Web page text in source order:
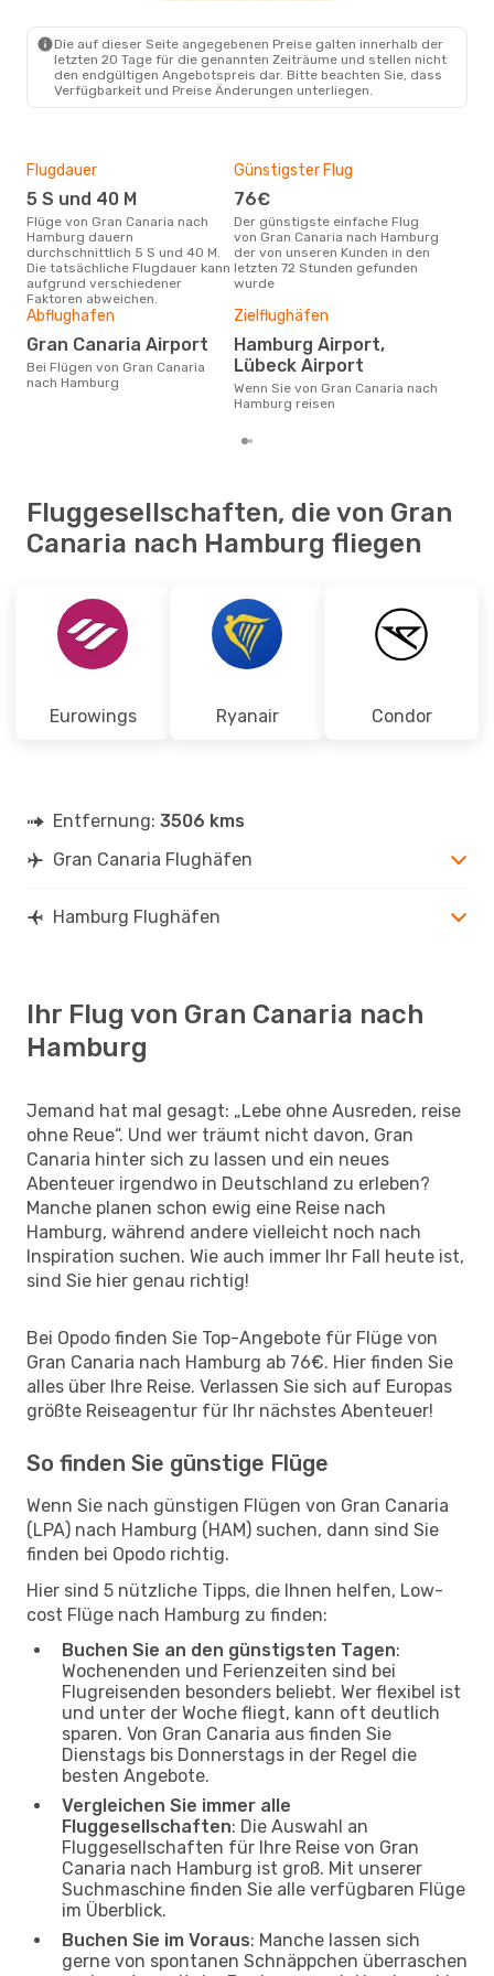
Die auf dieser Seite angegebenen Preise galten innerhalb der
letzten 20 Tage für die genannten Zeiträume und stellen nicht
den endgültigen Angebotspreis dar. Bitte beachten Sie, dass
Verfügbarkeit und Preise Änderungen unterliegen.
Flugdauer
5 S und 40 M
Flüge von Gran Canaria nach
Hamburg dauern
durchschnittlich 5 S und 40 M.
Die tatsächliche Flugdauer kann
aufgrund verschiedener
Faktoren abweichen.
Günstigster Flug
76€
Der günstigste einfache Flug
von Gran Canaria nach Hamburg
der von unseren Kunden in den
letzten 72 Stunden gefunden
wurde
Abflughafen
Gran Canaria Airport
Bei Flügen von Gran Canaria
nach Hamburg
Zielflughäfen
Hamburg Airport,
Lübeck Airport
Wenn Sie von Gran Canaria nach
Hamburg reisen
Fluggesellschaften, die von Gran
Canaria nach Hamburg fliegen
Eurowings Ryanair Condor
Entfernung: 3506 kms
Gran Canaria Flughäfen
Hamburg Flughäfen
Ihr Flug von Gran Canaria nach
Hamburg
Jemand hat mal gesagt: „Lebe ohne Ausreden, reise
ohne Reue“. Und wer träumt nicht davon, Gran
Canaria hinter sich zu lassen und ein neues
Abenteuer irgendwo in Deutschland zu erleben?
Manche planen schon ewig eine Reise nach
Hamburg, während andere vielleicht noch nach
Inspiration suchen. Wie auch immer Ihr Fall heute ist,
sind Sie hier genau richtig!
Bei Opodo finden Sie Top-Angebote für Flüge von
Gran Canaria nach Hamburg ab 76€. Hier finden Sie
alles über Ihre Reise. Verlassen Sie sich auf Europas
größte Reiseagentur für Ihr nächstes Abenteuer!
So finden Sie günstige Flüge
Wenn Sie nach günstigen Flügen von Gran Canaria
(LPA) nach Hamburg (HAM) suchen, dann sind Sie
finden bei Opodo richtig.
Hier sind 5 nützliche Tipps, die Ihnen helfen, Low-
cost Flüge nach Hamburg zu finden:
Buchen Sie an den günstigsten Tagen:
Wochenenden und Ferienzeiten sind bei
Flugreisenden besonders beliebt. Wer flexibel ist
und unter der Woche fliegt, kann oft deutlich
sparen. Von Gran Canaria aus finden Sie
Dienstags bis Donnerstags in der Regel die
besten Angebote.
Vergleichen Sie immer alle
Fluggesellschaften: Die Auswahl an
Fluggesellschaften für Ihre Reise von Gran
Canaria nach Hamburg ist groß. Mit unserer
Suchmaschine finden Sie alle verfügbaren Flüge
im Überblick.
Buchen Sie im Voraus: Manche lassen sich
gerne von spontanen Schnäppchen überraschen